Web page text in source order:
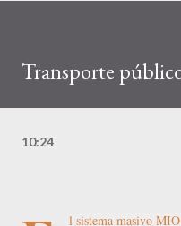
Transporte
10:24
l sistema masivo